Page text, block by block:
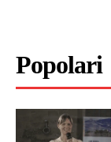
Popolari